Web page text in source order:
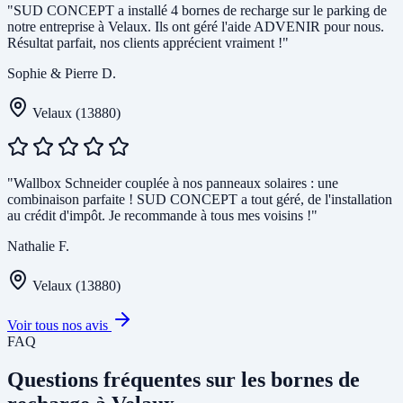
"SUD CONCEPT a installé 4 bornes de recharge sur le parking de
notre entreprise à Velaux. Ils ont géré l'aide ADVENIR pour nous.
Résultat parfait, nos clients apprécient vraiment !"
Sophie & Pierre D.
Velaux (13880)
"Wallbox Schneider couplée à nos panneaux solaires : une
combinaison parfaite ! SUD CONCEPT a tout géré, de l'installation
au crédit d'impôt. Je recommande à tous mes voisins !"
Nathalie F.
Velaux (13880)
Voir tous nos avis
FAQ
Questions fréquentes sur les bornes de